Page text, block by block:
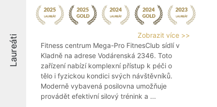
Laureáti
Zobrazit více >>
Fitness centrum Mega-Pro FitnesClub sídlí v
Kladně na adrese Vodárenská 2346. Toto
zařízení nabízí komplexní přístup k péči o
tělo i fyzickou kondici svých návštěvníků.
Moderně vybavená posilovna umožňuje
provádět efektivní silový trénink a ...